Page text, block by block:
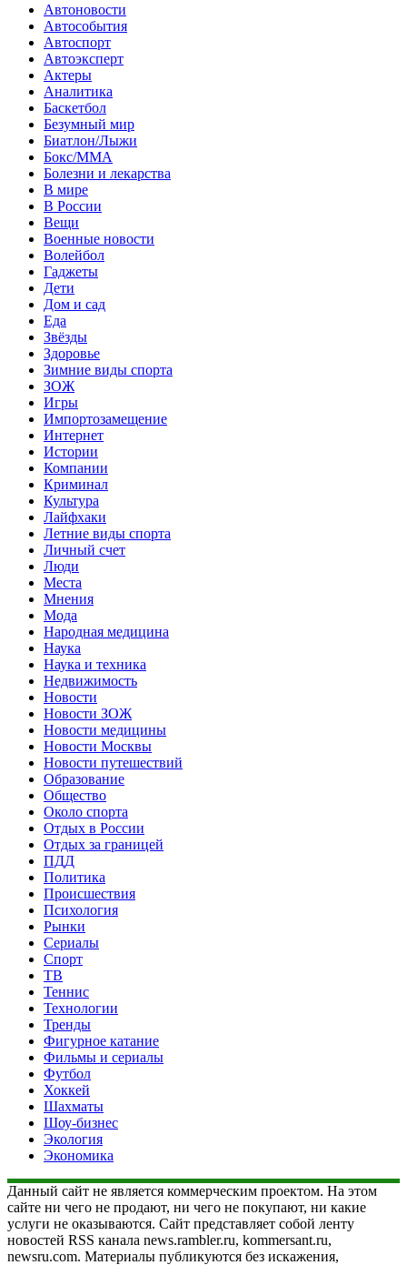
Автоновости
Автособытия
Автоспорт
Автоэксперт
Актеры
Аналитика
Баскетбол
Безумный мир
Биатлон/Лыжи
Бокс/MMA
Болезни и лекарства
В мире
В России
Вещи
Военные новости
Волейбол
Гаджеты
Дети
Дом и сад
Еда
Звёзды
Здоровье
Зимние виды спорта
ЗОЖ
Игры
Импортозамещение
Интернет
Истории
Компании
Криминал
Культура
Лайфхаки
Летние виды спорта
Личный счет
Люди
Места
Мнения
Мода
Народная медицина
Наука
Наука и техника
Недвижимость
Новости
Новости ЗОЖ
Новости медицины
Новости Москвы
Новости путешествий
Образование
Общество
Около спорта
Отдых в России
Отдых за границей
ПДД
Политика
Происшествия
Психология
Рынки
Сериалы
Спорт
ТВ
Теннис
Технологии
Тренды
Фигурное катание
Фильмы и сериалы
Футбол
Хоккей
Шахматы
Шоу-бизнес
Экология
Экономика
Данный сайт не является коммерческим проектом. На этом
сайте ни чего не продают, ни чего не покупают, ни какие
услуги не оказываются. Сайт представляет собой ленту
новостей RSS канала news.rambler.ru, kommersant.ru,
newsru.com. Материалы публикуются без искажения,